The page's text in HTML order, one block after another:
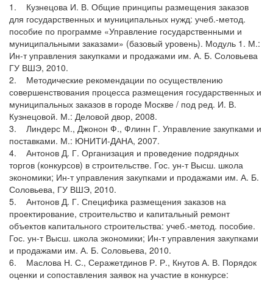
1. Кузнецова И. В. Общие принципы размещения заказов
для государственных и муниципальных нужд: учеб.-метод.
пособие по программе «Управление государственными и
муниципальными заказами» (базовый уровень). Модуль 1. М.:
Ин-т управления закупками и продажами им. А. Б. Соловьева
ГУ ВШЭ, 2010.
2. Методические рекомендации по осуществлению
совершенствования процесса размещения государственных и
муниципальных заказов в городе Москве / под ред. И. В.
Кузнецовой. М.: Деловой двор, 2008.
3. Линдерс М., Джонон Ф., Флинн Г. Управление закупками и
поставками. М.: ЮНИТИ-ДАНА, 2007.
4. Антонов Д. Г. Организация и проведение подрядных
торгов (конкурсов) в строительстве. Гос. ун-т Высш. школа
экономики; Ин-т управления закупками и продажами им. А. Б.
Соловьева, ГУ ВШЭ, 2010.
5. Антонов Д. Г. Специфика размещения заказов на
проектирование, строительство и капитальный ремонт
объектов капитального строительства: учеб.-метод. пособие.
Гос. ун-т Высш. школа экономики; Ин-т управления закупками
и продажами им. А. Б. Соловьева, 2010.
6. Маслова Н. С., Серажетдинов Р. Р., Кнутов А. В. Порядок
оценки и сопоставления заявок на участие в конкурсе: